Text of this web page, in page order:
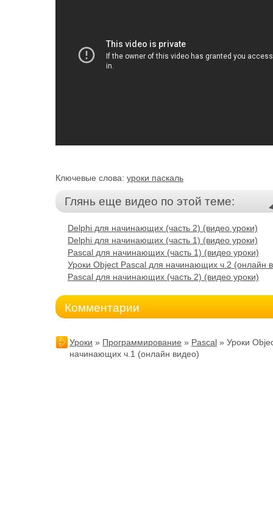
Ключевые слова: уроки паскаль
Глянь еще видео по этой теме:
Delphi для начинающих (часть 2) (видео уроки)
Delphi для начинающих (часть 1) (видео уроки)
Pascal для начинающих (часть 1) (видео уроки)
Уроки Object Pascal для начинающих ч.2 (онлайн
Pascal для начинающих (часть 2) (видео уроки)
Комментарии
Уроки » Программирование » Pascal » Уроки
начинающих ч.1 (онлайн видео)